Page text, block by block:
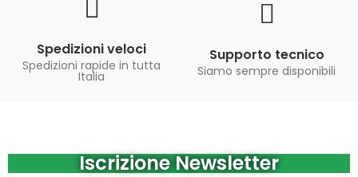
Spedizioni veloci
Spedizioni rapide in tutta
Italia
Supporto tecnico
Siamo sempre disponibili
Iscrizione Newsletter